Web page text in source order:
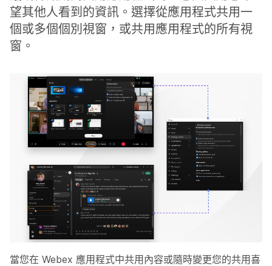
望其他人看到的資訊。選擇從應用程式共用一
個或多個個別視窗，或共用應用程式的所有視
窗。
當您在 Webex 應用程式中共用內容或隨時變更您的共用喜